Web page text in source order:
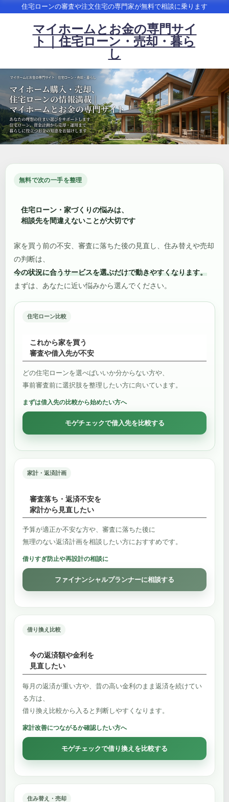
住宅ローンの審査や注文住宅の専門家が無料で相談に乗ります
マイホームとお金の専門サイ
ト｜住宅ローン・売却・暮ら
し
無料で次の一手を整理
住宅ローン・家づくりの悩みは、
相談先を間違えないことが大切です
家を買う前の不安、審査に落ちた後の見直し、住み替えや売却
の判断は、
今の状況に合うサービスを選ぶだけで動きやすくなります。
まずは、あなたに近い悩みから選んでください。
住宅ローン比較
これから家を買う
審査や借入先が不安
どの住宅ローンを選べばいいか分からない方や、
事前審査前に選択肢を整理したい方に向いています。
まずは借入先の比較から始めたい方へ
モゲチェックで借入先を比較する
家計・返済計画
審査落ち・返済不安を
家計から見直したい
予算が適正か不安な方や、審査に落ちた後に
無理のない返済計画を相談したい方におすすめです。
借りすぎ防止や再設計の相談に
ファイナンシャルプランナーに相談する
借り換え比較
今の返済額や金利を
見直したい
毎月の返済が重い方や、昔の高い金利のまま返済を続けてい
る方は、
借り換え比較から入ると判断しやすくなります。
家計改善につながるか確認したい方へ
モゲチェックで借り換えを比較する
住み替え・売却